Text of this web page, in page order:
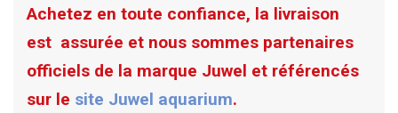
Achetez en toute confiance, la livraison
est assurée et nous sommes partenaires
officiels de la marque Juwel et référencés
sur le site Juwel aquarium.